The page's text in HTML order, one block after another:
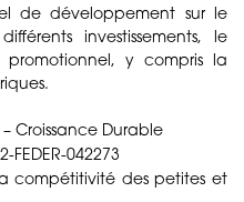
de développement sur le
investissements, le
y compris la
– Croissance Durable
FEDER-042273
compétitivité des petites et